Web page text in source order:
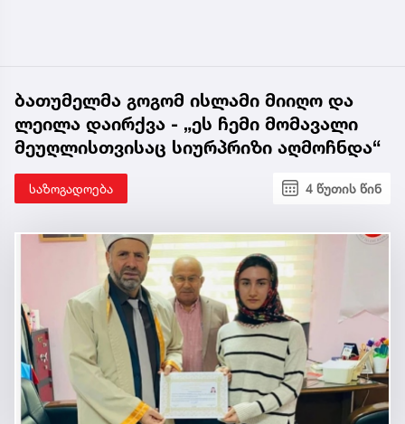
ბათუმელმა გოგომ ისლამი მიიღო და
ლეილა დაირქვა - „ეს ჩემი მომავალი
მეუღლისთვისაც სიურპრიზი აღმოჩნდა“
საზოგადოება 4 წუთის წინ